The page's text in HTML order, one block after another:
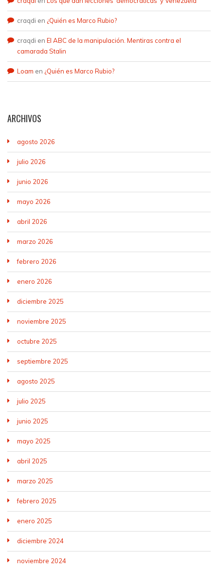
craqdi en ¿Quién es Marco Rubio?
craqdi en El ABC de la manipulación. Mentiras contra el
camarada Stalin
Loam en ¿Quién es Marco Rubio?
ARCHIVOS
agosto 2026
julio 2026
junio 2026
mayo 2026
abril 2026
marzo 2026
febrero 2026
enero 2026
diciembre 2025
noviembre 2025
octubre 2025
septiembre 2025
agosto 2025
julio 2025
junio 2025
mayo 2025
abril 2025
marzo 2025
febrero 2025
enero 2025
diciembre 2024
noviembre 2024